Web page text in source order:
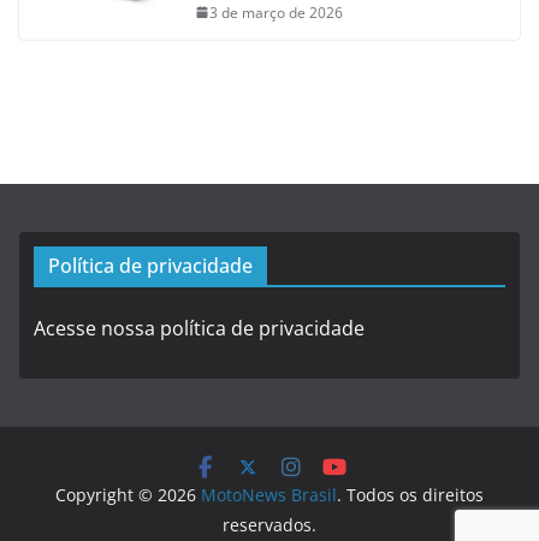
3 de março de 2026
Política de privacidade
Acesse nossa política de privacidade
Copyright © 2026 MotoNews Brasil. Todos os direitos
reservados.